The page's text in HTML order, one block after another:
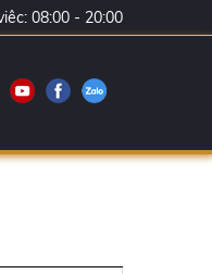
08:00 - 20:00